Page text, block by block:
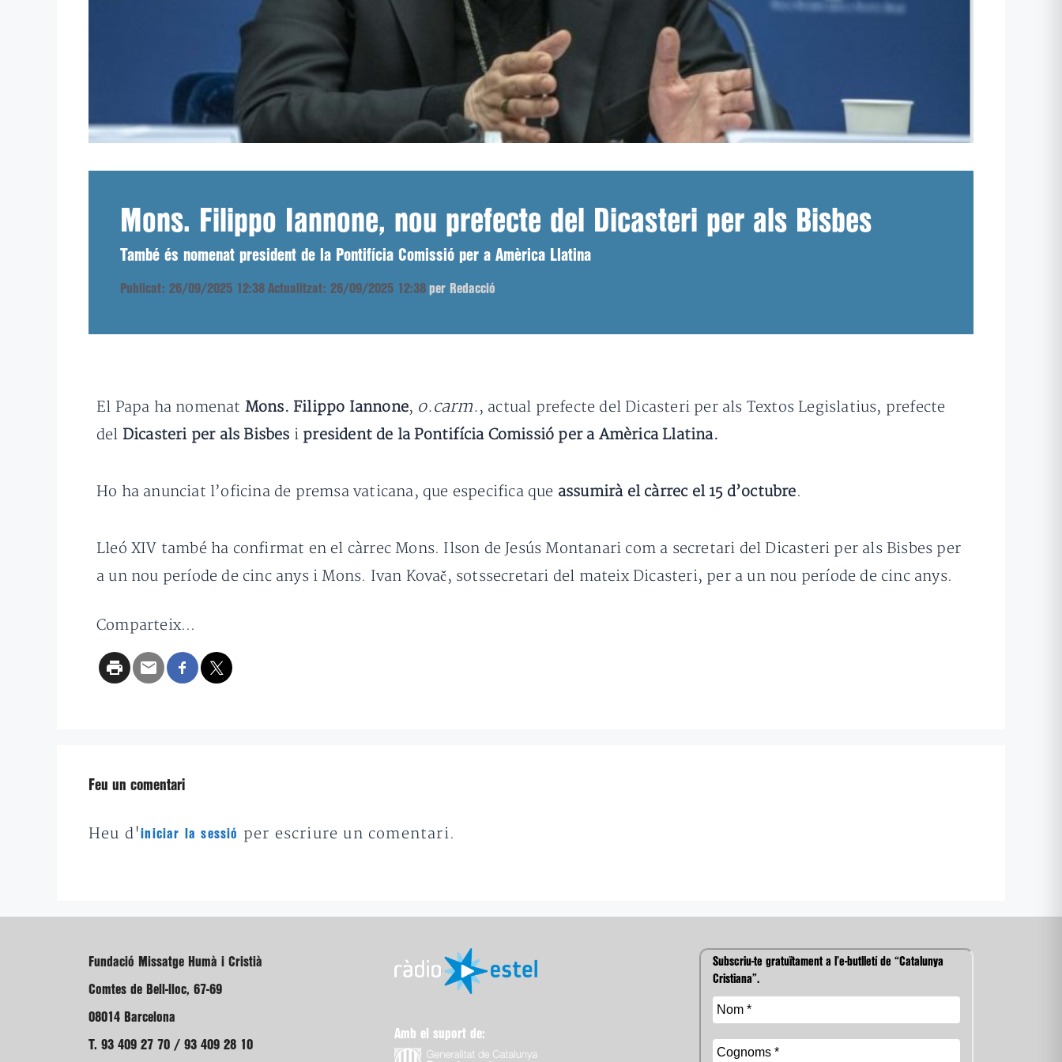
Mons. Filippo Iannone, nou prefecte del Dicasteri per als Bisbes
També és nomenat president de la Pontifícia Comissió per a Amèrica Llatina
Publicat: 26/09/2025 12:38 Actualitzat: 26/09/2025 12:38 per Redacció
El Papa ha nomenat Mons. Filippo Iannone, o.carm., actual prefecte del Dicasteri per als Textos Legislatius, prefecte
del Dicasteri per als Bisbes i president de la Pontifícia Comissió per a Amèrica Llatina.
Ho ha anunciat l’oficina de premsa vaticana, que especifica que assumirà el càrrec el 15 d’octubre.
Lleó XIV també ha confirmat en el càrrec Mons. Ilson de Jesús Montanari com a secretari del Dicasteri per als Bisbes per
a un nou període de cinc anys i Mons. Ivan Kovač, sotssecretari del mateix Dicasteri, per a un nou període de cinc anys.
Comparteix...
Feu un comentari
Heu d'iniciar la sessió per escriure un comentari.
Fundació Missatge Humà i Cristià
Comtes de Bell-lloc, 67-69
08014 Barcelona
T. 93 409 27 70 / 93 409 28 10
Amb el suport de:
Subscriu-te gratuïtament a l’e-butlletí de “Catalunya
Cristiana”.